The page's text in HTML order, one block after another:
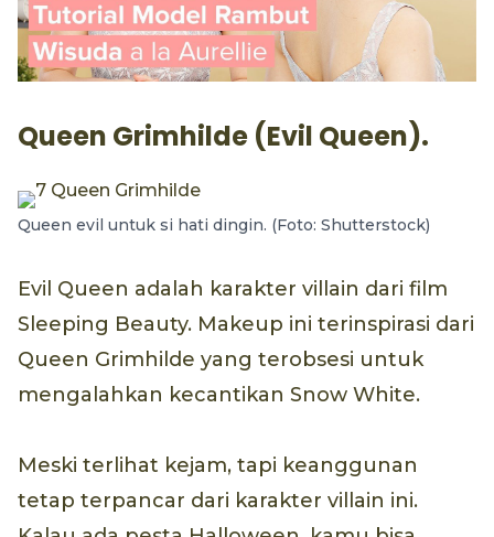
Queen Grimhilde (Evil Queen).
Queen evil untuk si hati dingin. (Foto: Shutterstock)
Evil Queen adalah karakter villain dari film
Sleeping Beauty. Makeup ini terinspirasi dari
Queen Grimhilde yang terobsesi untuk
mengalahkan kecantikan Snow White.
Meski terlihat kejam, tapi keanggunan
tetap terpancar dari karakter villain ini.